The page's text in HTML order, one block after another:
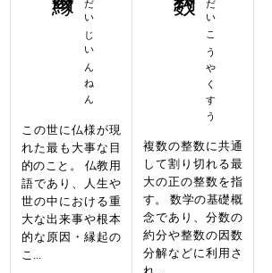
いちだいじいんねん
この世に仏様が現
れた最も大事な目
的のこと。 仏教用
語であり、人生や
世の中における重
大な出来事や根本
的な原因・縁起の
こ...
さいだいこうやくすう
複数の整数に共通
して割り切れる最
大の正の整数を指
す。 数学の基礎概
念であり、分数の
約分や整数の因数
分解などに利用さ